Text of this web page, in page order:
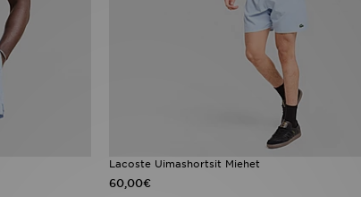
Lacoste Uimashortsit Miehet
60,00€